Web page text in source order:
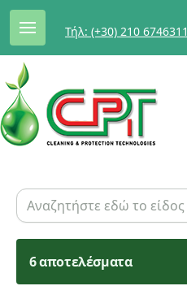
Τήλ: (+30) 210 6746311
6 αποτελέσματα